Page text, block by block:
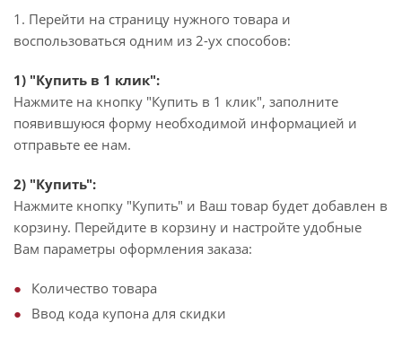
1. Перейти на страницу нужного товара и
воспользоваться одним из 2-ух способов:
1) "Купить в 1 клик":
Нажмите на кнопку "Купить в 1 клик", заполните
появившуюся форму необходимой информацией и
отправьте ее нам.
2) "Купить":
Нажмите кнопку "Купить" и Ваш товар будет добавлен в
корзину. Перейдите в корзину и настройте удобные
Вам параметры оформления заказа:
Количество товара
Ввод кода купона для скидки